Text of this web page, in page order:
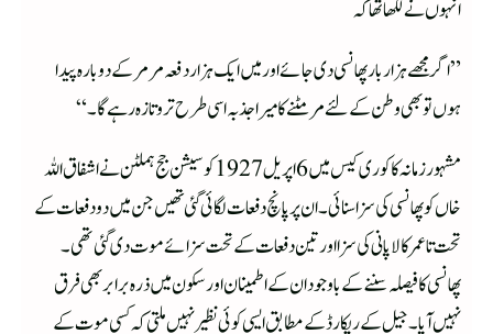
انہوں نے لکھا تھا کہ
”اگر مجھے ہزار بار پھانسی دی جائے اور میں ایک ہزار دفعہ مرمر کے دوبارہ پیدا
ہوں تو بھی وطن کے لئے مر مٹنے کا میرا جذبہ اسی طرح تروتازہ رہے گا۔“
مشہور زمانہ کا کوری کیس میں 6 اپریل 1927کو سیشن جج ہملٹن نے اشفاق اللہ
خاں کو پھانسی کی سزا سنائی۔ان پر پانچ دفعات لگائی گئی تھیں جن میں دو دفعات کے
تحت تاعمر کالا پانی کی سزا اور تین دفعات کے تحت سزائے موت دی گئی تھی۔
پھانسی کا فیصلہ سننے کے باوجود ان کے اطمینان اور سکون میں ذرہ برابر بھی فرق
نہیں آیا۔جیل کے ریکارڈ کے مطابق ایسی کوئی نظیر نہیں ملتی کہ کسی موت کے